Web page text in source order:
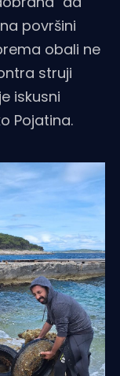
površini
obali ne
struji
iskusni
Pojatina.